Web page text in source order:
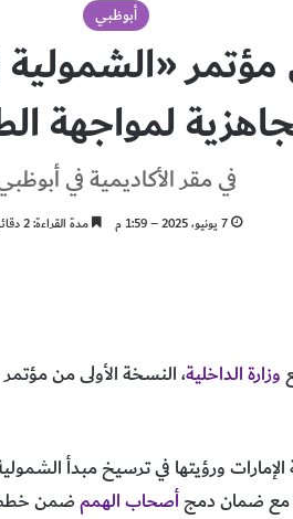
أبوظبي
لمواجهة
في مقر الأكاديمية في
7 يونيو، 2025 – 1:59 م مدة القراءة: 2 دقائق
وزارة الداخلية
ورؤيتها في ترسيخ مبدأ
مع ضمان دمجأصحاب الهممضمن خطط